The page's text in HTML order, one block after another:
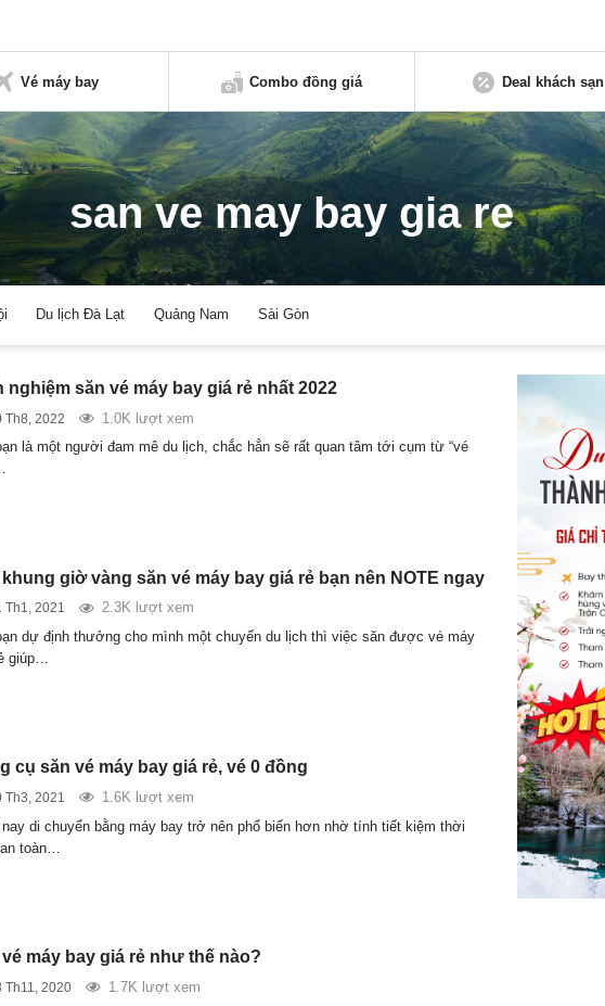
Vé máy bay Combo đồng giá Deal khách sạn
san ve may bay gia re
Du lịch Đà Lạt Quảng Nam Sài Gòn
nghiệm săn vé máy bay giá rẻ nhất 2022
Th8, 2022
1.0K lượt xem
là một người đam mê du lịch, chắc hẳn sẽ rất quan tâm tới cụm từ “vé
giờ vàng săn vé máy bay giá rẻ bạn nên NOTE ngay
Th1, 2021
2.3K lượt xem
dự định thưởng cho mình một chuyến du lịch thì việc săn được vé máy
giúp…
cụ săn vé máy bay giá rẻ, vé 0 đồng
Th3, 2021
1.6K lượt xem
nay di chuyển bằng máy bay trở nên phổ biến hơn nhờ tính tiết kiệm thời
toàn…
máy bay giá rẻ như thế nào?
Th11, 2020
1.7K lượt xem